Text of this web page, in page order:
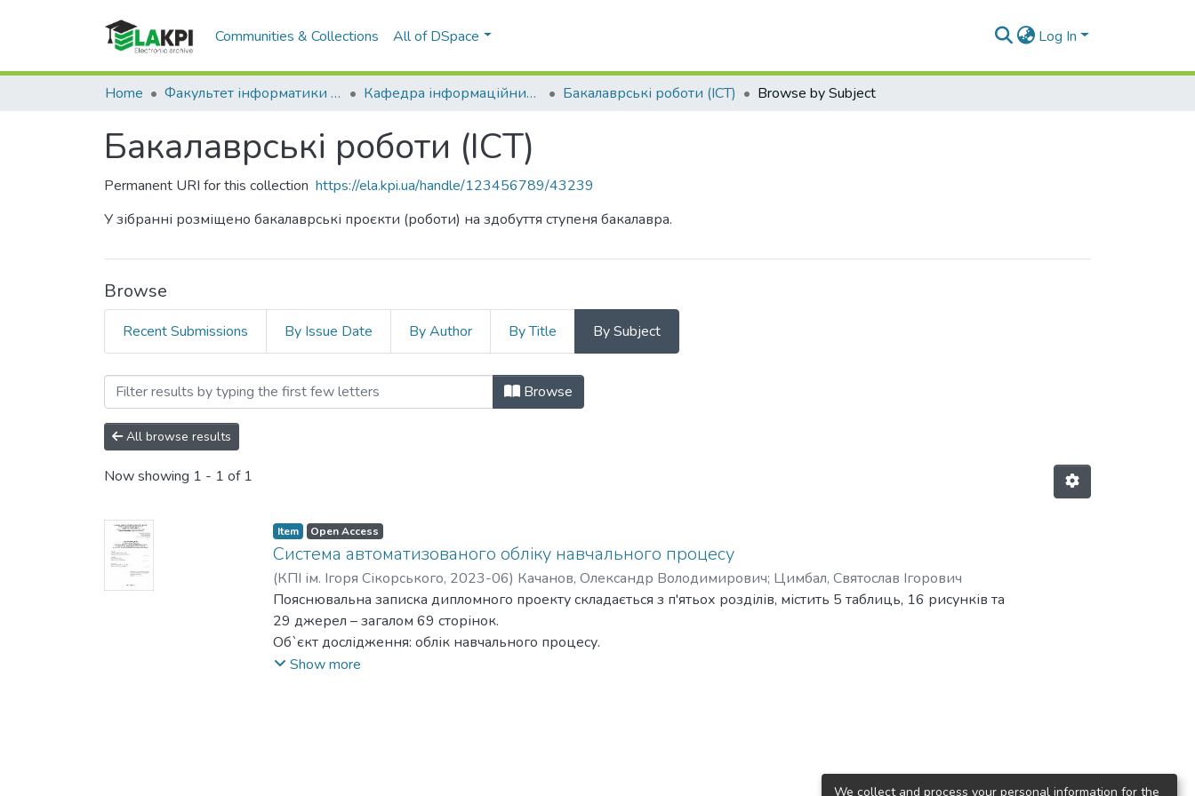
Communities & Collections All of DSpace Log In
Home Факультет інформатики та обчислювальної техніки (ФІОТ) Кафедра інформаційних систем та технологій (ІСТ) Бакалаврські роботи (ІСТ) Browse by Subject
Бакалаврські роботи (ІСТ)
Permanent URI for this collection https://ela.kpi.ua/handle/123456789/43239
У зібранні розміщено бакалаврські проєкти (роботи) на здобуття ступеня бакалавра.
Browse
Recent Submissions By Issue Date By Author By Title By Subject
Browsing Бакалаврські роботи (ІСТ) by Subject "004.45"
Browse
All browse results
Now showing 1 - 1 of 1
Item Open Access
Система автоматизованого обліку навчального процесу
(КПІ ім. Ігоря Сікорського, 2023-06) Качанов, Олександр Володимирович; Цимбал, Святослав Ігорович
Пояснювальна записка дипломного проекту складається з п'ятьох розділів, містить 5 таблиць, 16 рисунків та
29 джерел – загалом 69 сторінок.
Об`єкт дослідження: облік навчального процесу.
Мета дипломного проєкту: автоматизація обліку навчального процесу та спрощення ведення звітності.
У третьому розділі було проаналізовано технології для розробки клієнтської та серверної частини.
У четвертому розділі було описано процес розробки клієнтської та серверної частин.
Show more
We collect and process your personal information for the